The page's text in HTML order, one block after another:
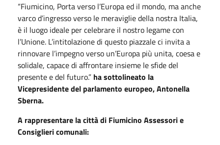
“Fiumicino, Porta verso l’Europa ed il mondo, ma anche
varco d’ingresso verso le meraviglie della nostra Italia,
è il luogo ideale per celebrare il nostro legame con
l’Unione. L’intitolazione di questo piazzale ci invita a
rinnovare l’impegno verso un’Europa più unita, coesa e
solidale, capace di affrontare insieme le sfide del
presente e del futuro.” ha sottolineato la
Vicepresidente del parlamento europeo, Antonella
Sberna.
A rappresentare la città di Fiumicino Assessori e
Consiglieri comunali: